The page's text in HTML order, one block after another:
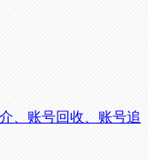
、账号回收、账号追